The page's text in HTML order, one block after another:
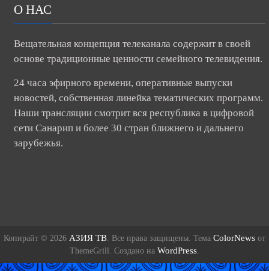
О НАС
Вещательная концепция телеканала содержит в своей
основе традиционные ценности семейного телевидения.
24 часа эфирного времени, оперативные выпуски
новостей, собственная линейка тематических программ.
Наши трансляции смотрит вся республика в цифровой
сети Санарип и более 30 стран ближнего и дальнего
зарубежья.
Копирайт © 2026 АЗИЯ ТВ . Все права защищены. Тема ColorNews от
ThemeGrill. Создано на WordPress